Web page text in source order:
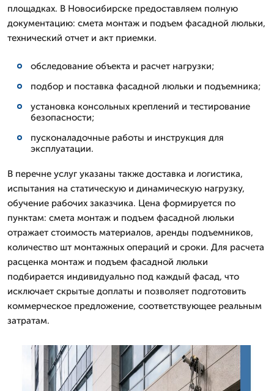
площадках. В Новосибирске предоставляем полную
документацию: смета монтаж и подъем фасадной люльки,
технический отчет и акт приемки.
обследование объекта и расчет нагрузки;
подбор и поставка фасадной люльки и подъемника;
установка консольных креплений и тестирование
безопасности;
пусконаладочные работы и инструкция для
эксплуатации.
В перечне услуг указаны также доставка и логистика,
испытания на статическую и динамическую нагрузку,
обучение рабочих заказчика. Цена формируется по
пунктам: смета монтаж и подъем фасадной люльки
отражает стоимость материалов, аренды подъемников,
количество шт монтажных операций и сроки. Для расчета
расценка монтаж и подъем фасадной люльки
подбирается индивидуально под каждый фасад, что
исключает скрытые доплаты и позволяет подготовить
коммерческое предложение, соответствующее реальным
затратам.